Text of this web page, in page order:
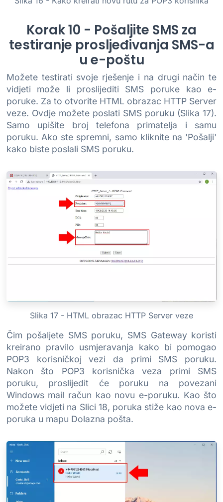
Korak 10 - Pošaljite SMS za
testiranje prosljeđivanja SMS-a
u e-poštu
Možete testirati svoje rješenje i na drugi način te
vidjeti može li proslijediti SMS poruke kao e-
poruke. Za to otvorite HTML obrazac HTTP Server
veze. Ovdje možete poslati SMS poruku (Slika 17).
Samo upišite broj telefona primatelja i samu
poruku. Ako ste spremni, samo kliknite na 'Pošalji'
kako biste poslali SMS poruku.
Slika 17 - HTML obrazac HTTP Server veze
Čim pošaljete SMS poruku, SMS Gateway koristi
kreirano pravilo usmjeravanja kako bi pomogao
POP3 korisničkoj vezi da primi SMS poruku.
Nakon što POP3 korisnička veza primi SMS
poruku, proslijedit će poruku na povezani
Windows mail račun kao novu e-poruku. Kao što
možete vidjeti na Slici 18, poruka stiže kao nova e-
poruka u mapu Dolazna pošta.